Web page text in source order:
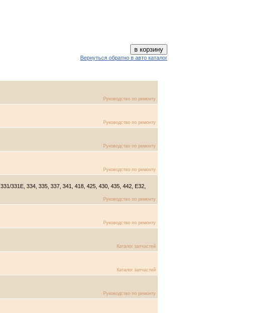
Вернуться обратно в авто каталог
Руководство по ремонту
Руководство по ремонту
Руководство по ремонту
Руководство по ремонту
331E, 334, 335, 337, 341, 418, 425, 430, 435, 442, E32,
Руководство по ремонту
Руководство по ремонту
Каталог запчастей
Каталог запчастей
Руководство по ремонту